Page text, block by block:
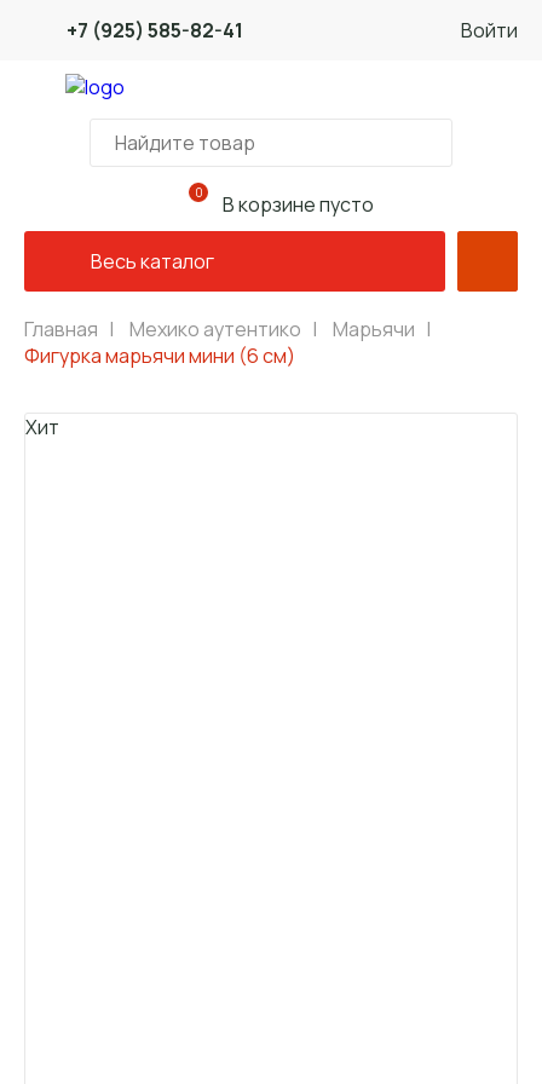
+7 (925) 585-82-41 Войти
0 В корзине пусто
Весь каталог
Главная | Мехико аутентико | Марьячи |
Фигурка марьячи мини (6 см)
Хит